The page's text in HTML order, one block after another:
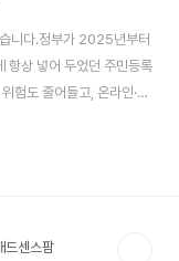
니다.정부가 2025년부터
항상 넣어 두었던 주민등록
험도 줄어들고, 온라인·오
매력적입니다.하지만 아
센스팜